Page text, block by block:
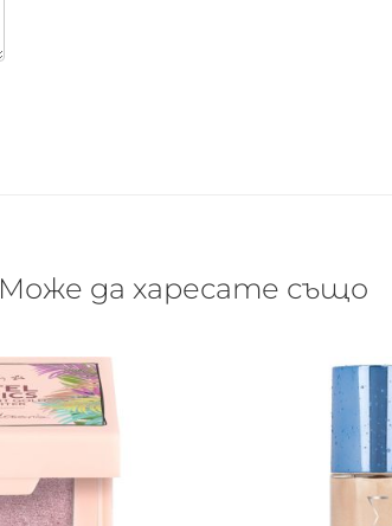
Може да харесате също